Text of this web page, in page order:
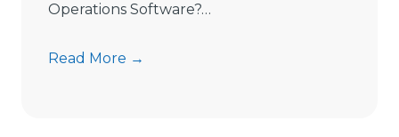
Operations Software?…
Read More →